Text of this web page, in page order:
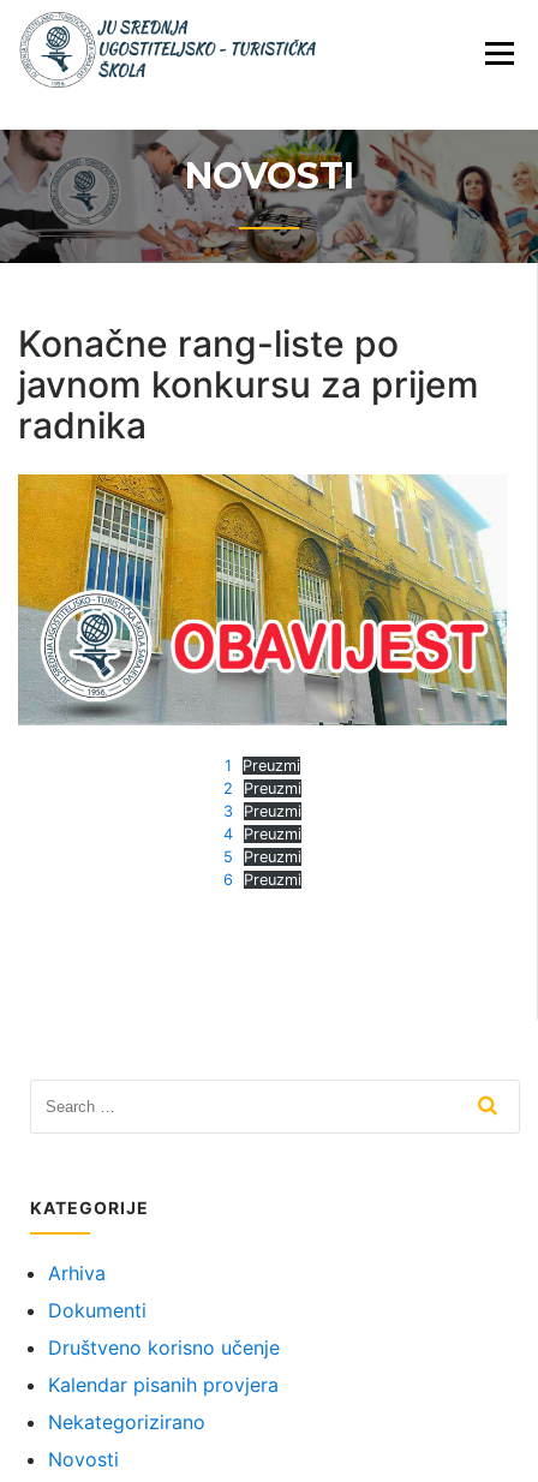
Skip
content
JU SREDNJA
NOVOSTI
Konačne rang-liste po
javnom konkursu za prijem
radnika
1
Preuzmi
2
Preuzmi
3
Preuzmi
4
Preuzmi
5
Preuzmi
6
Preuzmi
KATEGORIJE
Arhiva
Dokumenti
Društveno korisno učenje
Kalendar pisanih provjera
Nekategorizirano
Novosti